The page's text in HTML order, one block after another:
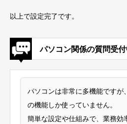
以上で設定完了です。
パソコン関係の質問受付
パソコンは非常に多機能ですが
の機能しか使っていません。
簡単な設定や仕組みで、業務効